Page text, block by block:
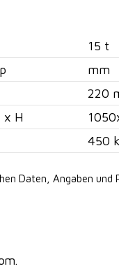
15 t
mm
220
x H
450
Daten, Angaben und